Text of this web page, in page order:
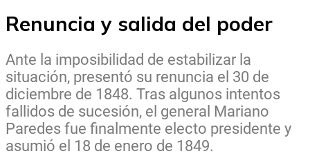
Renuncia y salida del poder
Ante la imposibilidad de estabilizar la
situación, presentó su renuncia el 30 de
diciembre de 1848. Tras algunos intentos
fallidos de sucesión, el general Mariano
Paredes fue finalmente electo presidente y
asumió el 18 de enero de 1849.